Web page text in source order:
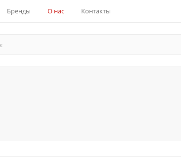
Бренды О нас Контакты